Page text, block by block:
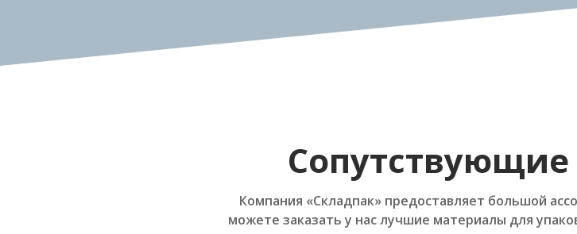
Компания «Складпак» предоставляет большой
можете заказать у нас лучшие материалы для